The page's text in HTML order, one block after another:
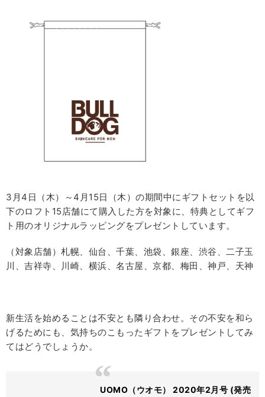
3月4日（木）～4月15日（木）の期間中にギフトセットを以
下のロフト15店舗にて購入した方を対象に、特典としてギフ
ト用のオリジナルラッピングをプレゼントしています。
（対象店舗）札幌、仙台、千葉、池袋、銀座、渋谷、二子玉
川、吉祥寺、川崎、横浜、名古屋、京都、梅田、神戸、天神
新生活を始めることは不安とも隣り合わせ。その不安を和ら
げるためにも、気持ちのこもったギフトをプレゼントしてみ
てはどうでしょうか。
UOMO（ウオモ） 2020年2月号 (発売